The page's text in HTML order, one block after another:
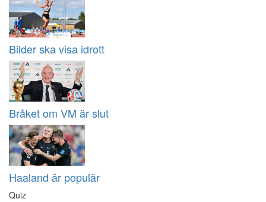
Bilder ska visa idrott
Bråket om VM är slut
Haaland är populär
Quiz